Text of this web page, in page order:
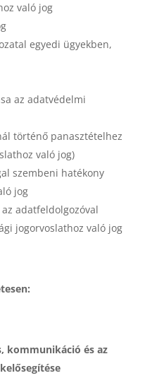
való jog
egyedi ügyekben,
az adatvédelmi
történő panasztételhez
való jog)
szembeni hatékony
jog
adatfeldolgozóval
jogorvoslathoz való jog
kommunikáció és az